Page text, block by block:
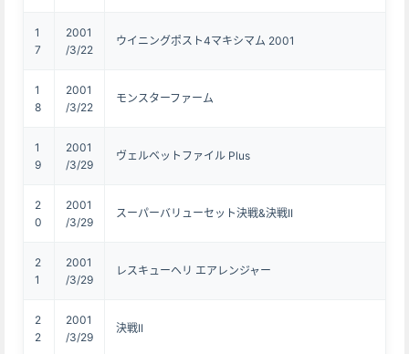
1
7
2001
/3/22
ウイニングポスト4マキシマム 2001
1
8
2001
/3/22
モンスターファーム
1
9
2001
/3/29
ヴェルベットファイル Plus
2
0
2001
/3/29
スーパーバリューセット決戦&決戦II
2
1
2001
/3/29
レスキューヘリ エアレンジャー
2
2
2001
/3/29
決戦II